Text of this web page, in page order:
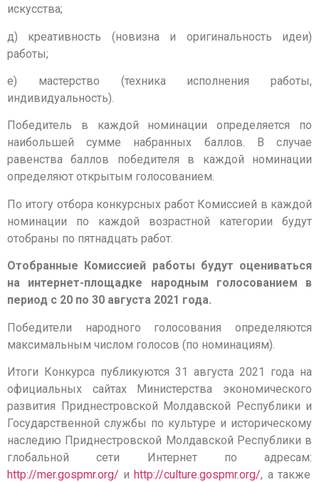
искусства;
д) креативность (новизна и оригинальность идеи)
работы;
е) мастерство (техника исполнения работы,
индивидуальность).
Победитель в каждой номинации определяется по
наибольшей сумме набранных баллов. В случае
равенства баллов победителя в каждой номинации
определяют открытым голосованием.
По итогу отбора конкурсных работ Комиссией в каждой
номинации по каждой возрастной категории будут
отобраны по пятнадцать работ.
Отобранные Комиссией работы будут оцениваться
на интернет-площадке народным голосованием в
период с 20 по 30 августа 2021 года.
Победители народного голосования определяются
максимальным числом голосов (по номинациям).
Итоги Конкурса публикуются 31 августа 2021 года на
официальных сайтах Министерства экономического
развития Приднестровской Молдавской Республики и
Государственной службы по культуре и историческому
наследию Приднестровской Молдавской Республики в
глобальной сети Интернет по адресам:
http://mer.gospmr.org/ иhttp://culture.gospmr.org/, а также